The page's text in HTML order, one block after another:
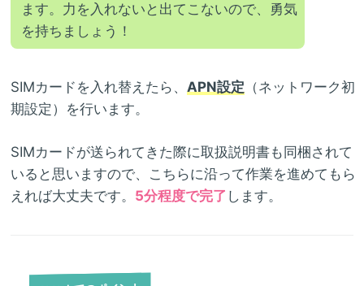
ます。力を入れないと出てこないので、勇気
を持ちましょう！
SIMカードを入れ替えたら、 APN設定 （ネットワーク初
期設定）を行います。
SIMカードが送られてきた際に取扱説明書も同梱されて
いると思いますので、こちらに沿って作業を進めてもら
えれば大丈夫です。 5分程度で完了 します。